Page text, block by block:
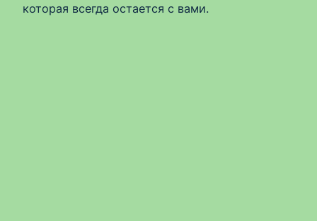
которая всегда остается с вами.